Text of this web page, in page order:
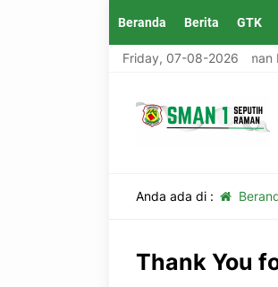
Beranda Berita GTK
Friday, 07-08-2026
SMAN 1 Seputih Raman
Anda ada di :
Thank You